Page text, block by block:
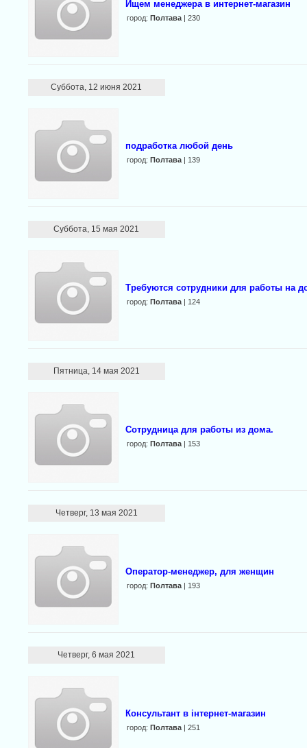
Ищем менеджера в интернет-магазин
город: Полтава| 230
Суббота, 12 июня 2021
подработка любой день
город: Полтава| 139
Суббота, 15 мая 2021
Требуютcя cотрудники для работы на
город: Полтава| 124
Пятница, 14 мая 2021
Сотрудница для работы из дома.
город: Полтава| 153
Четверг, 13 мая 2021
Оператор-менеджер, для женщин
город: Полтава| 193
Четверг, 6 мая 2021
Консультант в інтернет-магазин
город: Полтава| 251